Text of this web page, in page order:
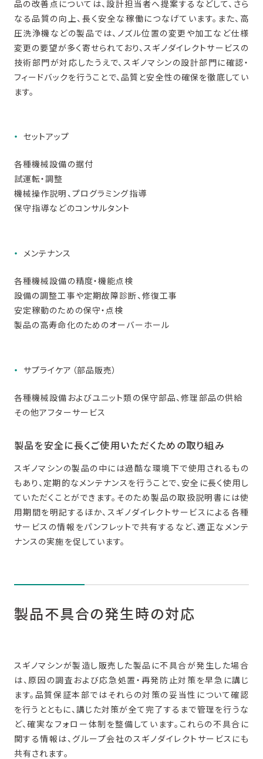
品の改善点については、設計担当者へ提案するなどして、 さら
なる品質の向上、長く安全な稼働につな げています。 また、高
圧洗浄機などの製品では、ノズル位置の変更や加工など仕様
変更の要望が多く寄せられており、スギノダイレクトサービスの
技術部門が対応したうえで、スギノマシンの設計部門に確認・
フィードバックを行うことで、品質と安全性の確保を徹底してい
ます。
セットアップ
各種機械設備の据付
試運転・調整
機械操作説明、プログラミング指導
保守指導などのコンサルタント
メンテナンス
各種機械設備の精度・機能点検
設備の調整工事や定期故障診断、修復工事
安定稼動のための保守・点検
製品の高寿命化のためのオーバーホール
サプライケア（部品販売）
各種機械設備およびユニット類の保守部品、修理部品の供給
その他アフターサービス
製品を安全に長くご使用いただくための取り組み
スギノマシンの製品の中には過酷な環境下で使用されるもの
もあり、定期的なメンテナンスを行うことで、安全に長く使用し
ていただくことができます。そのため製品の取扱説明書には使
用期間を明記するほか、スギノダイレクトサービスによる各種
サービスの情報をパンフレットで共有するなど、適正なメンテ
ナンスの実施を促しています。
製品不具合の発生時の対応
スギノマシンが製造し販売した製品に不具合が発生した場合
は、原因の調査および応急処置・再発防止対策を早急に講じ
ます。品質保証本部ではそれらの対策の妥当性について確認
を行うとともに、講じた対策が全て完了するまで管理を行うな
ど、確実なフォロー体制を整備しています。これらの不具合に
関する情報は、グループ会社のスギノダイレクトサービスにも
共有されます。